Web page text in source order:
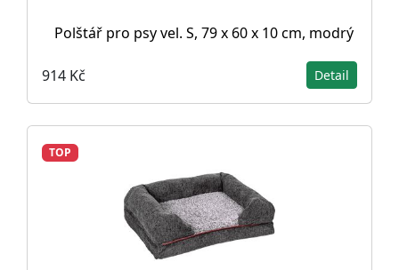
Polštář pro psy vel. S, 79 x 60 x 10 cm, modrý
914 Kč Detail
TOP